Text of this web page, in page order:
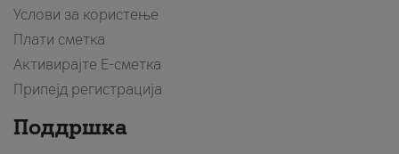
Услови за користење
Плати сметка
Активирајте Е-сметка
Припејд регистрација
Поддршка